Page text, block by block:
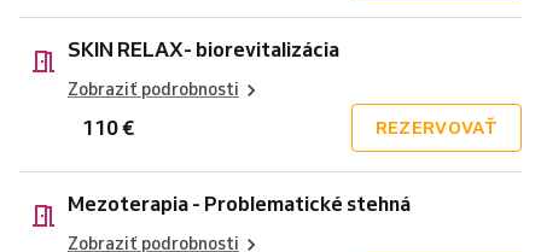
SKIN RELAX- biorevitalizácia
Zobraziť podrobnosti
110 € REZERVOVAŤ
Mezoterapia - Problematické stehná
Zobraziť podrobnosti